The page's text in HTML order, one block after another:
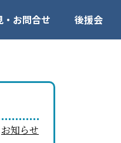
・お問合せ 後援会
お知らせ